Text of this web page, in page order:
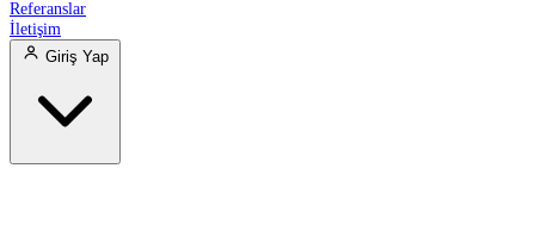
Referanslar
İletişim
Giriş Yap